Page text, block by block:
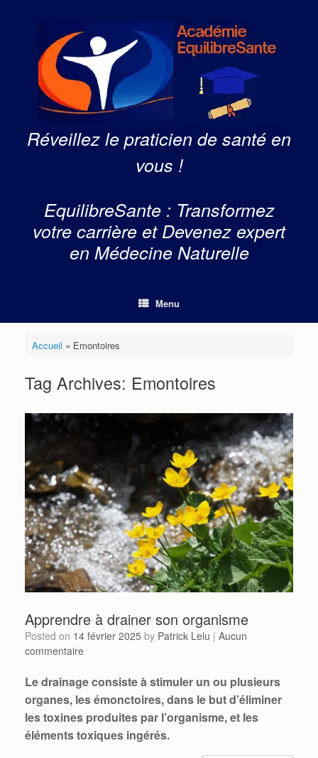
Réveillez le praticien de santé en
vous !
EquilibreSante : Transformez
votre carrière et Devenez expert
en Médecine Naturelle
Menu
Accueil » Emontoires
Tag Archives: Emontoires
Apprendre à drainer son organisme
Posted on 14 février 2025 by Patrick Lelu | Aucun
commentaire
Le drainage consiste à stimuler un ou plusieurs
organes, les émonctoires, dans le but d’éliminer
les toxines produites par l’organisme, et les
éléments toxiques ingérés.